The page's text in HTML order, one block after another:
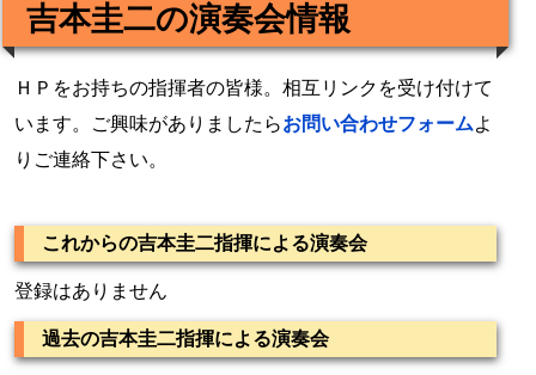
吉本圭二の演奏会情報
ＨＰをお持ちの指揮者の皆様。相互リンクを受け付けて
います。ご興味がありましたらお問い合わせフォームよ
りご連絡下さい。
これからの吉本圭二指揮による演奏会
登録はありません
過去の吉本圭二指揮による演奏会